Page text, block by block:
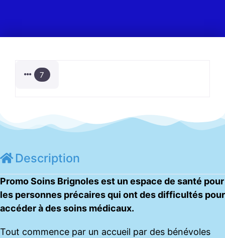
7
Description
Promo Soins Brignoles est un espace de santé pour
les personnes précaires qui ont des difficultés pour
accéder à des soins médicaux.
Tout commence par un accueil par des bénévoles